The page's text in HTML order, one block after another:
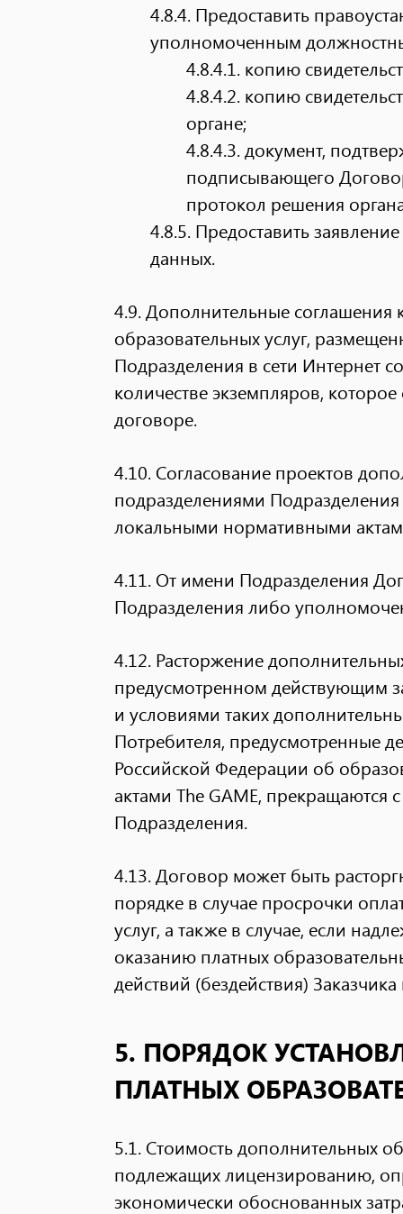
4.8.4. Предоставить
уполномоченным
4.8.4.1. копию
4.8.4.2. копию
органе;
4.8.4.3. документ,
подписывающего
протокол решения
4.8.5. Предоставить
данных.
4.9. Дополнительные соглашения
образовательных услуг,
Подразделения в сети Интернет
количестве экземпляров, которое
договоре.
4.10. Согласование проектов
подразделениями Подразделения
локальными нормативными
4.11. От имени Подразделения
Подразделения либо
4.12. Расторжение
предусмотренном действующим
и условиями таких
Потребителя, предусмотренные
Российской Федерации об
актами The GAME, прекращаются
Подразделения.
4.13. Договор может быть
порядке в случае просрочки
услуг, а также в случае, если
оказанию платных
действий (бездействия)
5. ПОРЯДОК
ПЛАТНЫХ
5.1. Стоимость дополнительных
подлежащих лицензированию,
экономически обоснованных